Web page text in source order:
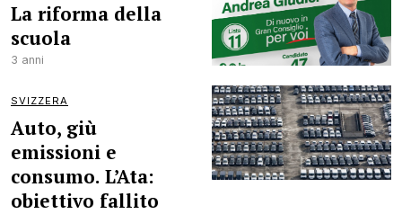
La riforma della
scuola
3 anni
SVIZZERA
Auto, giù
emissioni e
consumo. L’Ata:
obiettivo fallito